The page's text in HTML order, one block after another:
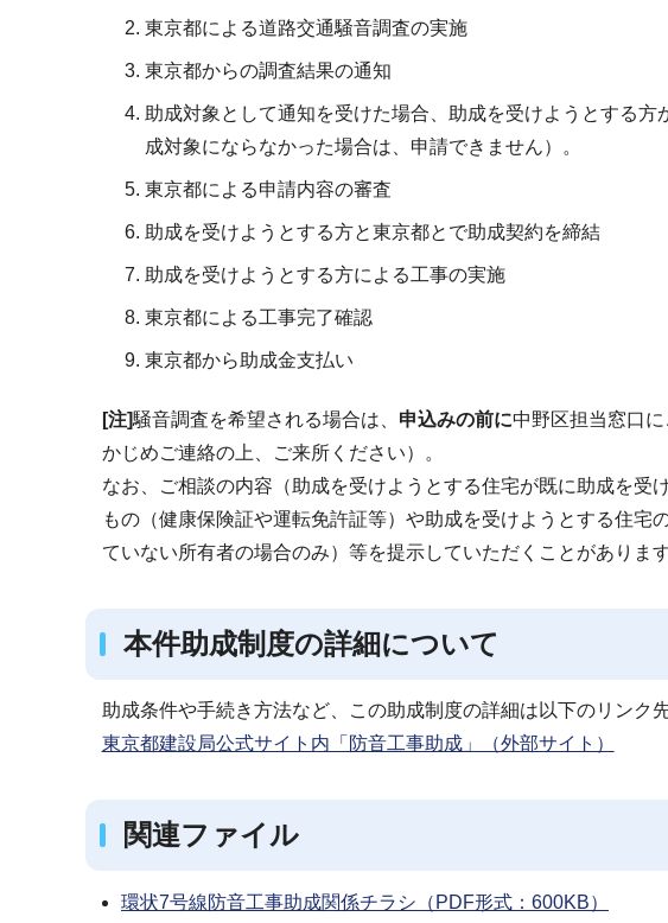
東京都による道路交通騒音調査の実施
東京都からの調査結果の通知
助成対象として通知を受けた場合、助成を受けようとする
成対象にならなかった場合は、申請できません）。
東京都による申請内容の審査
助成を受けようとする方と東京都とで助成契約を締結
助成を受けようとする方による工事の実施
東京都による工事完了確認
東京都から助成金支払い
[注]騒音調査を希望される場合は、 申込みの前に中野区担当窓口
かじめご連絡の上、ご来所ください）。
なお、ご相談の内容（助成を受けようとする住宅が既に助成を受
もの（健康保険証や運転免許証等）や助成を受けようとする住宅
ていない所有者の場合のみ）等を提示していただくことがあります
本件助成制度の詳細について
助成条件や手続き方法など、この助成制度の詳細は以下のリンク
東京都建設局公式サイト内「防音工事助成」（外部サイト）
関連ファイル
環状7号線防音工事助成関係チラシ（PDF形式：600KB）